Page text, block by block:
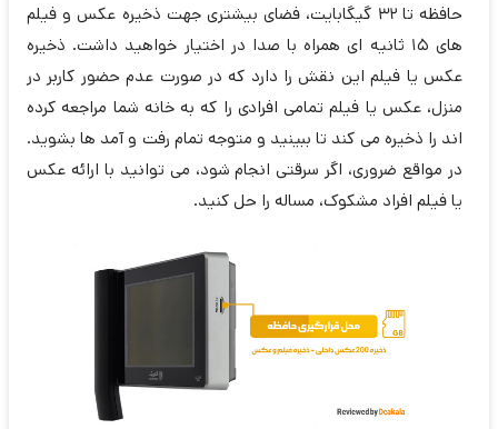
حافظه تا 32 گیگابایت، فضای بیشتری جهت ذخیره عکس و فیلم
های 15 ثانیه ای همراه با صدا در اختیار خواهید داشت. ذخیره
عکس یا فیلم این نقش را دارد که در صورت عدم حضور کاربر در
منزل، عکس یا فیلم تمامی افرادی را که به خانه شما مراجعه کرده
اند را ذخیره می کند تا ببینید و متوجه تمام رفت و آمد ها بشوید.
در مواقع ضروری، اگر سرقتی انجام شود، می توانید با ارائه عکس
یا فیلم افراد مشکوک، مساله را حل کنید.